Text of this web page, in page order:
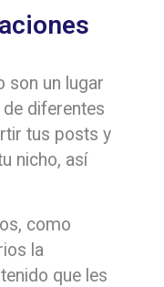
son un lugar
diferentes
tus posts y
nicho, así
como
la
que les